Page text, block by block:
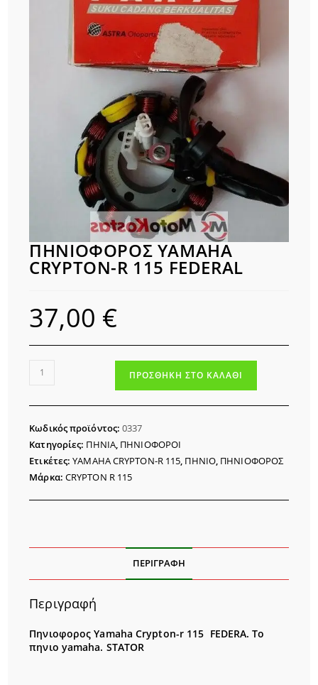
ΠΗΝΙΟΦΟΡΟΣ YAMAHA
CRYPTON-R 115 FEDERAL
37,00 €
ΠΗΝΙΟΦΟΡΟΣ
CRYPTON-
115
FEDERAL
ποσότητα
ΠΡΟΣΘΉΚΗ ΣΤΟ ΚΑΛΆΘΙ
Κωδικός προϊόντος:0337
Κατηγορίες: ΠΗΝΙΑ, ΠΗΝΙΟΦΟΡΟΙ
Ετικέτες:YAMAHA CRYPTON-R 115, ΠΗΝΙΟ, ΠΗΝΙΟΦΟΡΟΣ
Μάρκα: CRYPTON R 115
ΠΕΡΙΓΡΑΦΉ
Περιγραφή
Πηνιοφορος Yamaha Crypton-r 115 FEDERA. Το
πηνιο yamaha. STATOR